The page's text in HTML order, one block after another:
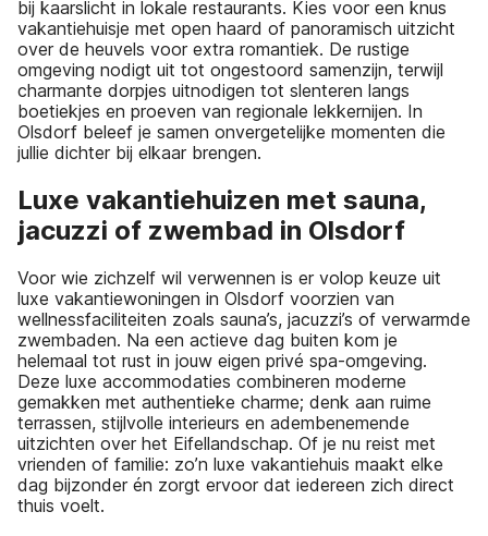
bij kaarslicht in lokale restaurants. Kies voor een knus
vakantiehuisje met open haard of panoramisch uitzicht
over de heuvels voor extra romantiek. De rustige
omgeving nodigt uit tot ongestoord samenzijn, terwijl
charmante dorpjes uitnodigen tot slenteren langs
boetiekjes en proeven van regionale lekkernijen. In
Olsdorf beleef je samen onvergetelijke momenten die
jullie dichter bij elkaar brengen.
Luxe vakantiehuizen met sauna,
jacuzzi of zwembad in Olsdorf
Voor wie zichzelf wil verwennen is er volop keuze uit
luxe vakantiewoningen in Olsdorf voorzien van
wellnessfaciliteiten zoals sauna’s, jacuzzi’s of verwarmde
zwembaden. Na een actieve dag buiten kom je
helemaal tot rust in jouw eigen privé spa-omgeving.
Deze luxe accommodaties combineren moderne
gemakken met authentieke charme; denk aan ruime
terrassen, stijlvolle interieurs en adembenemende
uitzichten over het Eifellandschap. Of je nu reist met
vrienden of familie: zo’n luxe vakantiehuis maakt elke
dag bijzonder én zorgt ervoor dat iedereen zich direct
thuis voelt.